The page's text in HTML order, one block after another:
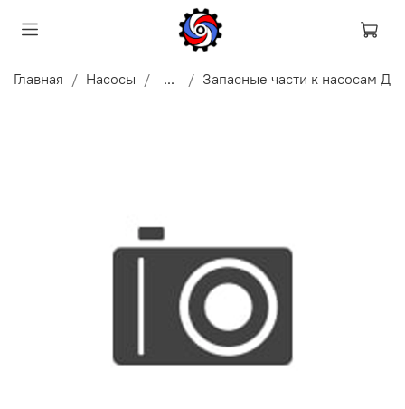
Главная Насосы ... Запасные части к насосам Д